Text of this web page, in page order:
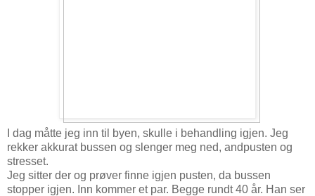
I dag måtte jeg inn til byen, skulle i behandling igjen. Jeg
rekker akkurat bussen og slenger meg ned, andpusten og
stresset.
Jeg sitter der og prøver finne igjen pusten, da bussen
stopper igjen. Inn kommer et par. Begge rundt 40 år. Han ser